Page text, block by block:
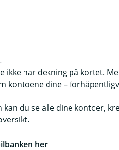
gå av seg selv
som overføres
når du er på farta –
å være nestemann i kassa
ikke har dekning på kortet.
kontoene dine –
kan du se alle dine kontoer,
her